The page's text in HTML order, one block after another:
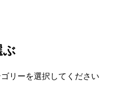
ぶ
リーを選択してください